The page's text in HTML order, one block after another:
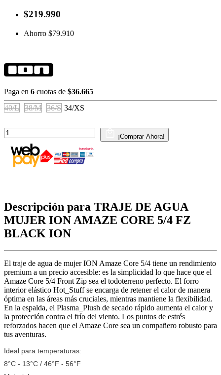
$219.990
Ahorro $79.910
Paga en 6 cuotas de $36.665
40/L
38/M 36/S 34/XS
¡Comprar Ahora!
Descripción para TRAJE DE AGUA
MUJER ION AMAZE CORE 5/4 FZ
BLACK ION
El traje de agua de mujer ION Amaze Core 5/4 tiene un rendimiento
premium a un precio accesible: es la simplicidad lo que hace que el
Amaze Core 5/4 Front Zip sea el todoterreno perfecto. El forro
interior elástico Hot_Stuff se encarga de retener el calor de manera
óptima en las áreas más cruciales, mientras mantiene la flexibilidad.
En la espalda, el Plasma_Plush de secado rápido aumenta el calor y
la protección contra el frío del viento. Los puntos de estrés
reforzados hacen que el Amaze Core sea un compañero robusto para
tus aventuras.
Ideal para temperaturas:
8°C - 13°C / 46°F - 56°F